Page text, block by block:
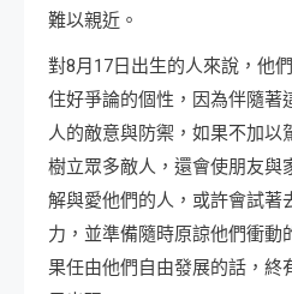
難以親近。
對8月17日出生的人來說，他
住好爭論的個性，因為伴隨著
人的敵意與防禦，如果不加以
樹立眾多敵人，還會使朋友與
解與愛他們的人，或許會試著
力，並準備隨時原諒他們衝動
果任由他們自由發展的話，終